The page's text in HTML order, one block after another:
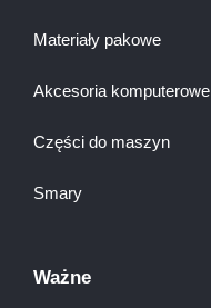
Materiały pakowe
Akcesoria komputerowe
Części do maszyn
Smary
Ważne